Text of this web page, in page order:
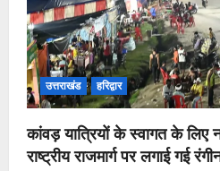
उत्तराखंड हरिद्वार
कांवड़ यात्रियों के स्वागत के लिए
राष्ट्रीय राजमार्ग पर लगाई गई